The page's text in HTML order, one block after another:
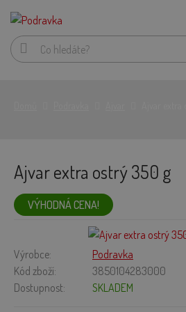
Ajvar extra ostrý 350 g
VÝHODNÁ CENA!
Výrobce:
Podravka
Kód zboží:
3850104283000
Dostupnost:
SKLADEM